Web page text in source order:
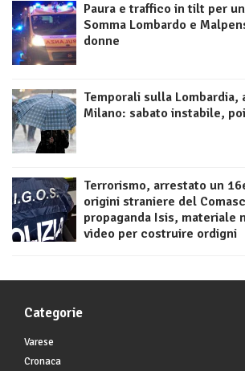
Paura e traffico in tilt per
Somma Lombardo e
donne
Temporali sulla Lombardia,
Milano: sabato instabile,
Terrorismo, arrestato un
origini straniere del
propaganda Isis, materiale
video per costruire ordigni
Categorie
Varese
Cronaca